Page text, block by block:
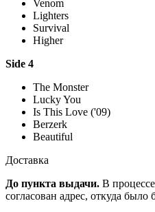
Venom
Lighters
Survival
Higher
Side 4
The Monster
Lucky You
Is This Love ('09)
Berzerk
Beautiful
Доставка
До пункта выдачи. В
согласован адрес, откуда было